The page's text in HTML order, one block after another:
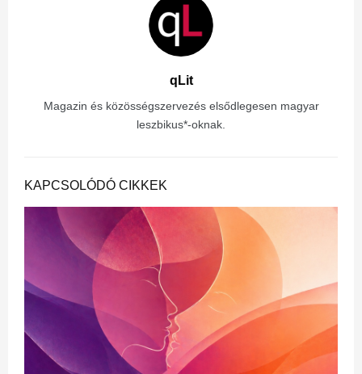
qLit
Magazin és közösségszervezés elsődlegesen magyar
leszbikus*-oknak.
KAPCSOLÓDÓ CIKKEK